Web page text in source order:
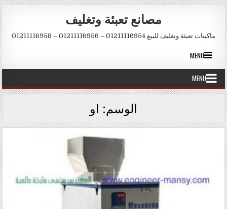
Skip to content
مصانع تعبئة وتغليف
ماكينات تعبئة وتغليف للبيع 01211116954 – 01211116956 – 01211116958
MENU
MENU
الوسم: او